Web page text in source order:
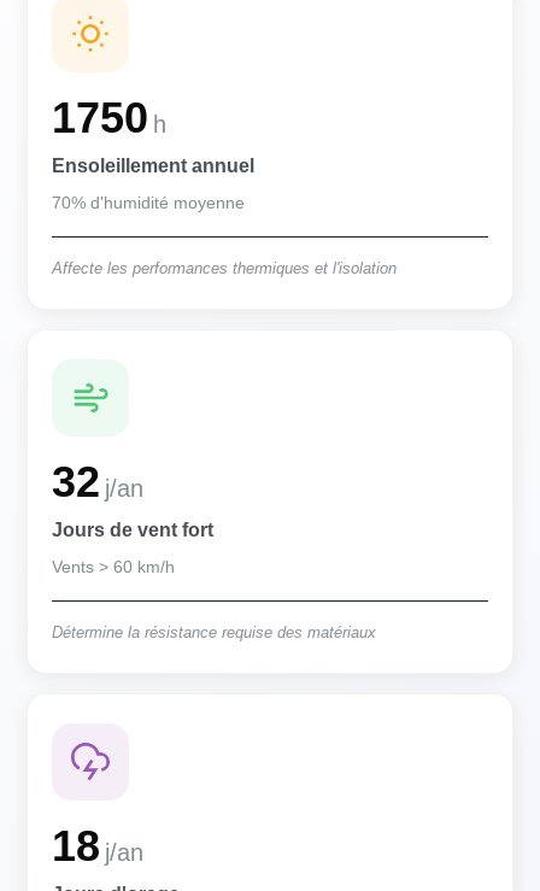
1750 h
Ensoleillement annuel
70% d'humidité moyenne
Affecte les performances thermiques et l'isolation
32 j/an
Jours de vent fort
Vents > 60 km/h
Détermine la résistance requise des matériaux
18 j/an